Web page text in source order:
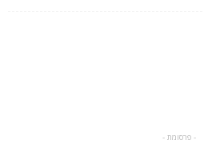
- פרסומת -